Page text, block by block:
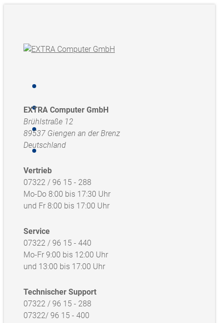
EXTRA Computer GmbH
Brühlstraße 12
89537 Giengen an der Brenz
Deutschland
Vertrieb
07322 / 96 15 - 288
Mo-Do 8:00 bis 17:30 Uhr
und Fr 8:00 bis 17:00 Uhr
Service
07322 / 96 15 - 440
Mo-Fr 9:00 bis 12:00 Uhr
und 13:00 bis 17:00 Uhr
Technischer Support
07322 / 96 15 - 288
07322/ 96 15 - 400